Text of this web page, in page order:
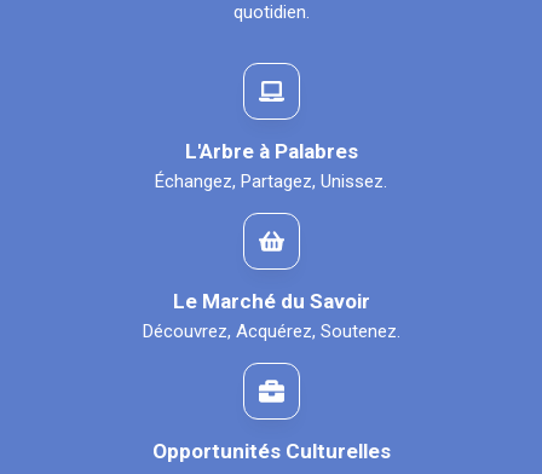
quotidien.
L'Arbre à Palabres
Échangez, Partagez, Unissez.
Le Marché du Savoir
Découvrez, Acquérez, Soutenez.
Opportunités Culturelles